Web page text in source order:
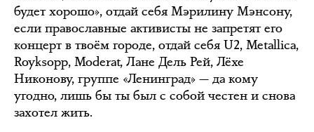
будет хорошо», отдай себя Мэрилину Мэнсону,
если православные активисты не запретят его
концерт в твоём городе, отдай себя U2, Metallica,
Royksopp, Moderat, Лане Дель Рей, Лёхе
Никонову, группе «Ленинград» — да кому
угодно, лишь бы ты был с собой честен и снова
захотел жить.